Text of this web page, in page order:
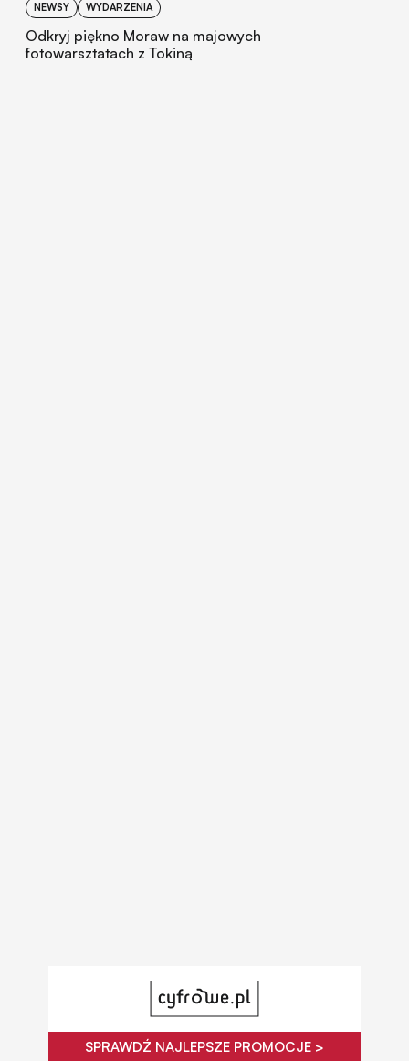
NEWSY WYDARZENIA
Odkryj piękno Moraw na majowych
fotowarsztatach z Tokiną
SPRAWDŹ NAJLEPSZE PROMOCJE >